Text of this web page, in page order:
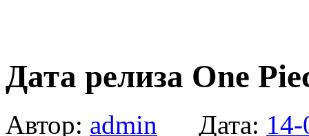
Дата релиза One
Автор: admin Дата: